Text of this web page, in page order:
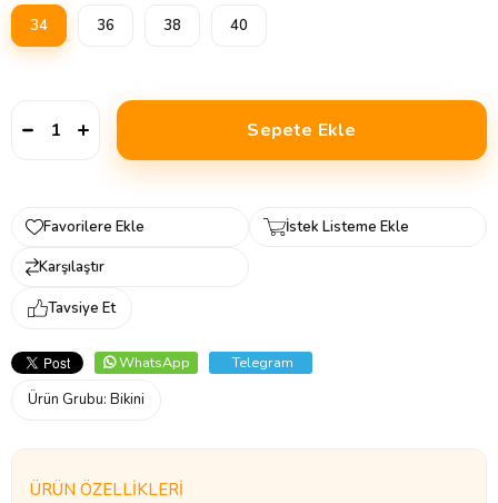
34 36 38 40
Favorilere Ekle
İstek Listeme Ekle
Karşılaştır
Tavsiye Et
WhatsApp
Telegram
Ürün Grubu: Bikini
ÜRÜN ÖZELLIKLERI